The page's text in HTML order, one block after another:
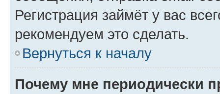
Регистрация займёт у вас
рекомендуем это сделать.
Вернуться к началу
Почему мне периодически